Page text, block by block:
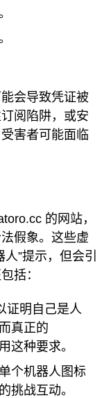
会导致凭证被
阅陷阱，或安
害者可能面临
的网站，
假象。这些虚
”提示，但会引
括：
证明自己是人
真正的
这种要求。
个机器人图标
挑战互动。